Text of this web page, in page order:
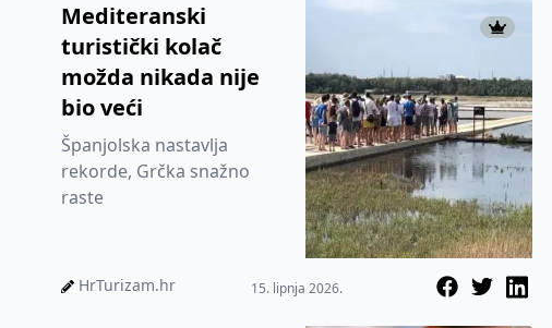
Mediteranski
turistički kolač
možda nikada nije
bio veći
Španjolska nastavlja
rekorde, Grčka snažno
raste
HrTurizam.hr 15. lipnja 2026.